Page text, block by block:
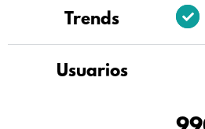
Trends
Usuarios